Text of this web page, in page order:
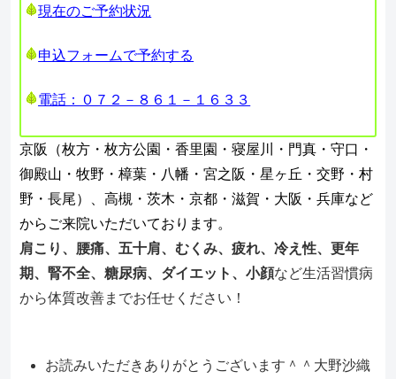
現在のご予約状況
申込フォームで予約する
電話：０７２－８６１－１６３３
京阪（枚方・枚方公園・香里園・寝屋川・門真・守口・
御殿山・牧野・樟葉・八幡・宮之阪・星ヶ丘・交野・村
野・長尾）、高槻・茨木・京都・滋賀・大阪・兵庫など
からご来院いただいております。
肩こり、腰痛、五十肩、むくみ、疲れ、冷え性、更年
期、腎不全、糖尿病、ダイエット、小顔など生活習慣病
から体質改善までお任せください！
お読みいただきありがとうございます＾＾大野沙織